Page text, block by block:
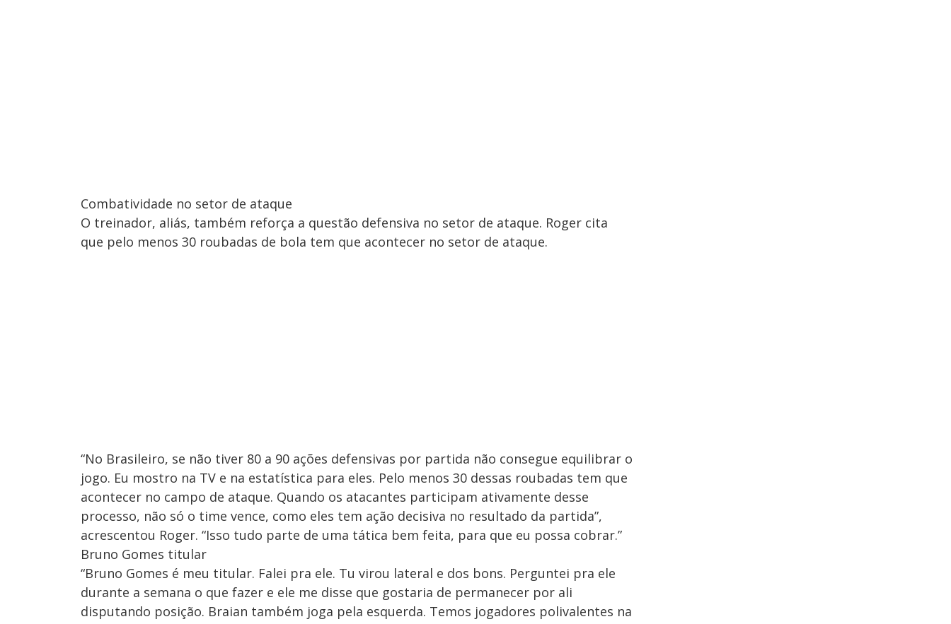
Combatividade no setor de ataque
O treinador, aliás, também reforça a questão defensiva no setor de ataque. Roger cita
que pelo menos 30 roubadas de bola tem que acontecer no setor de ataque.
“No Brasileiro, se não tiver 80 a 90 ações defensivas por partida não consegue equilibrar o
jogo. Eu mostro na TV e na estatística para eles. Pelo menos 30 dessas roubadas tem que
acontecer no campo de ataque. Quando os atacantes participam ativamente desse
processo, não só o time vence, como eles tem ação decisiva no resultado da partida”,
acrescentou Roger. “Isso tudo parte de uma tática bem feita, para que eu possa cobrar.”
Bruno Gomes titular
“Bruno Gomes é meu titular. Falei pra ele. Tu virou lateral e dos bons. Perguntei pra ele
durante a semana o que fazer e ele me disse que gostaria de permanecer por ali
disputando posição. Braian também joga pela esquerda. Temos jogadores polivalentes na